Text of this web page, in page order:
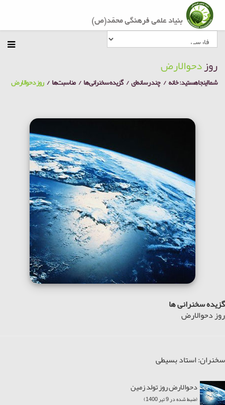
روزدحوالارض
شما اینجا هستید:خانه چند رسانه‌ای گزیده سخنرانی ها مناسبت‌ها روز دحوالارض
گزیده سخنرانی ها
روز دحوالارض
سخنران: استاد بسیطی
دحوالارض روز تولد زمین
(ضبط شده در 9 تیر 1400)